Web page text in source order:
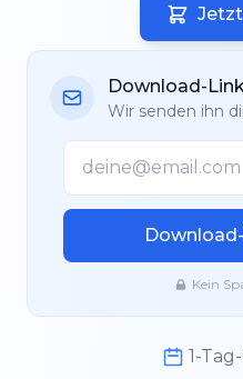
Download-
Wir senden ihn
Kein
1-